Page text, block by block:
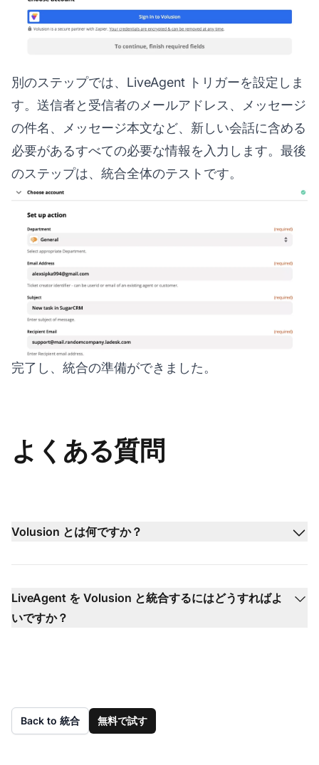
別のステップでは、LiveAgent トリガーを設定しま
す。送信者と受信者のメールアドレス、メッセージ
の件名、メッセージ本文など、新しい会話に含める
必要があるすべての必要な情報を入力します。最後
のステップは、統合全体のテストです。
完了し、統合の準備ができました。
よくある質問
Volusion とは何ですか？
LiveAgent を Volusion と統合するにはどうすればよ
いですか？
Back to 統合 無料で試す